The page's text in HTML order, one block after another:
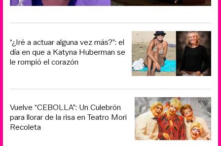
“¿Iré a actuar alguna vez más?”: el
día en que a Katyna Huberman se
le rompió el corazón
Vuelve “CEBOLLA”: Un Culebrón
para llorar de la risa en Teatro Mori
Recoleta